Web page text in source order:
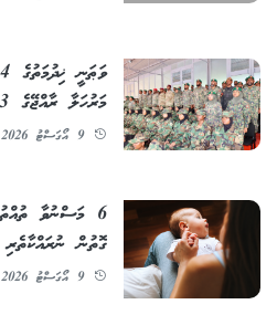
މަރުހަލާ ރާއްޖޭގެ 13 ސަރަޙައްދެއްގައި ފަށައިފި
9 އޯގަސްޓު 2026 - 12:37
6 މަސްނުވާ
ގޮތުން
9 އޯގަސްޓު 2026 - 12:22